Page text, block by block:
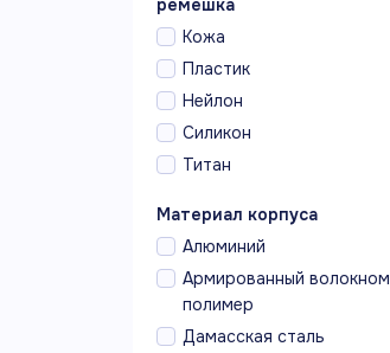
ремешка
Кожа
Пластик
Нейлон
Силикон
Титан
Материал корпуса
Алюминий
Армированный волокном
полимер
Дамасская сталь